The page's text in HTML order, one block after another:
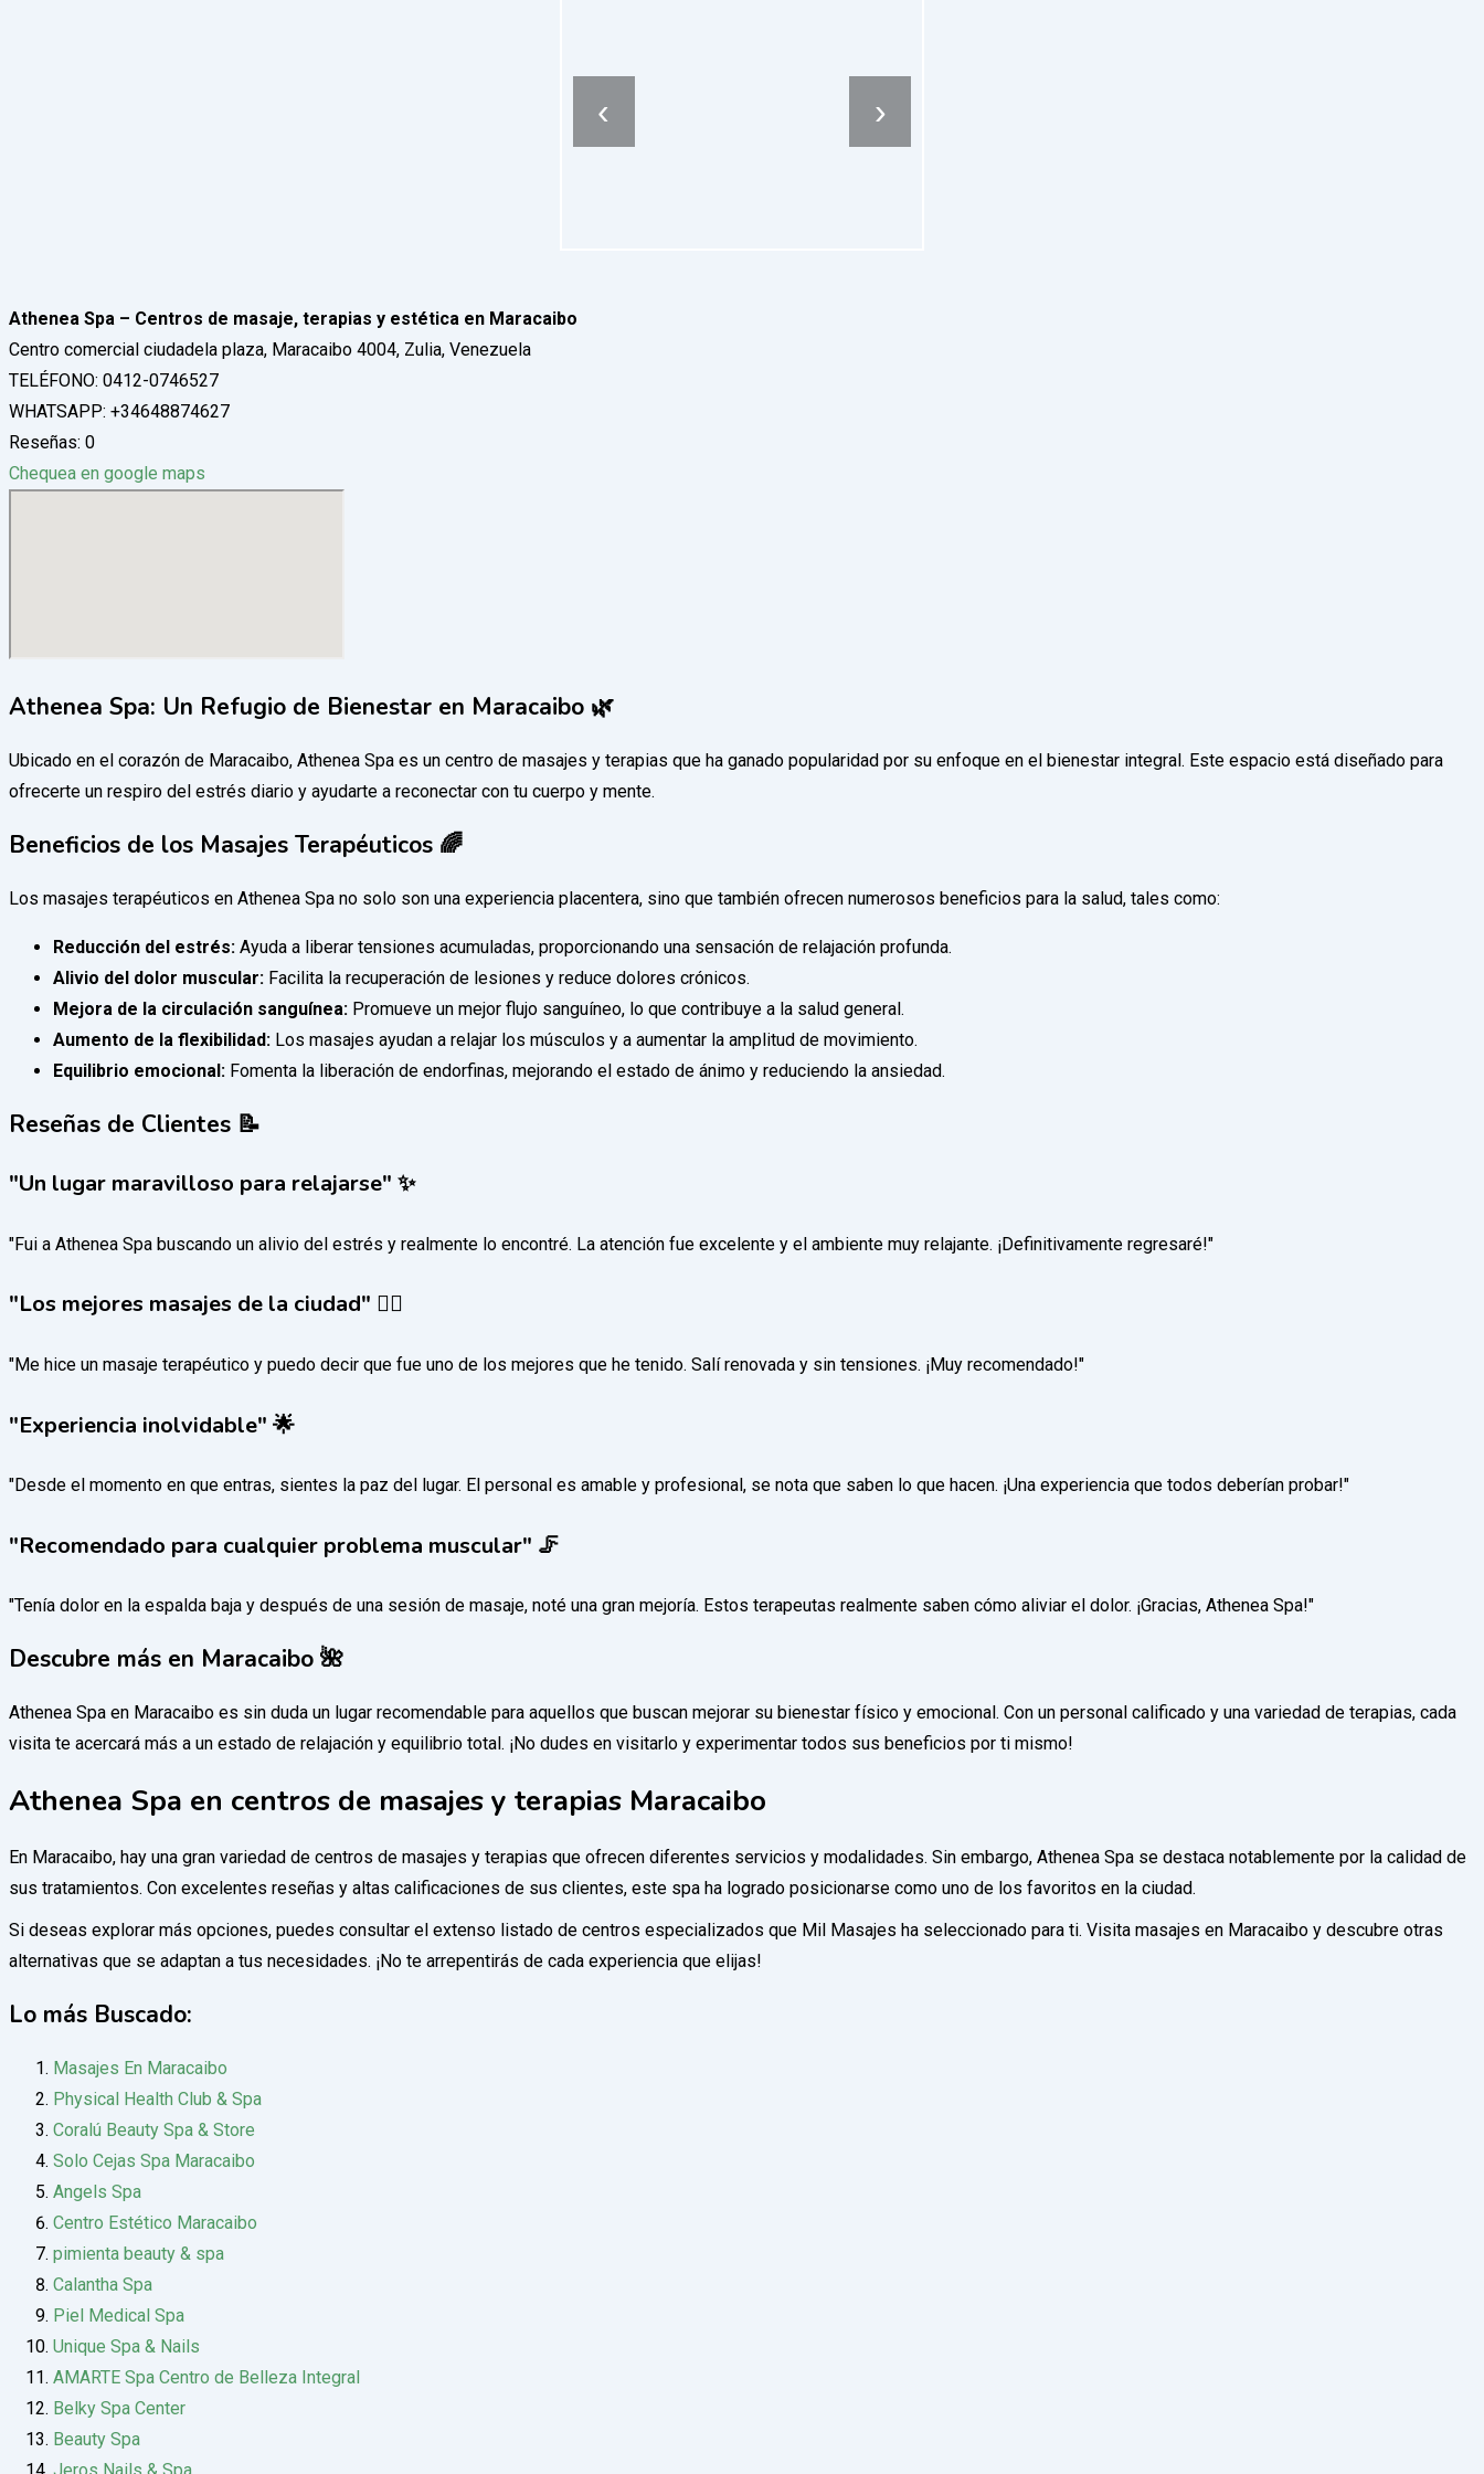
‹ ›
Athenea Spa – Centros de masaje, terapias y estética en Maracaibo
Centro comercial ciudadela plaza, Maracaibo 4004, Zulia, Venezuela
TELÉFONO: 0412-0746527
WHATSAPP: +34648874627
Reseñas: 0
Chequea en google maps
Athenea Spa: Un Refugio de Bienestar en Maracaibo 🌿
Ubicado en el corazón de Maracaibo, Athenea Spa es un centro de masajes y terapias que ha ganado popularidad por su enfoque en el bienestar integral. Este espacio está diseñado para
ofrecerte un respiro del estrés diario y ayudarte a reconectar con tu cuerpo y mente.
Beneficios de los Masajes Terapéuticos 🌈
Los masajes terapéuticos en Athenea Spa no solo son una experiencia placentera, sino que también ofrecen numerosos beneficios para la salud, tales como:
Reducción del estrés: Ayuda a liberar tensiones acumuladas, proporcionando una sensación de relajación profunda.
Alivio del dolor muscular: Facilita la recuperación de lesiones y reduce dolores crónicos.
Mejora de la circulación sanguínea: Promueve un mejor flujo sanguíneo, lo que contribuye a la salud general.
Aumento de la flexibilidad: Los masajes ayudan a relajar los músculos y a aumentar la amplitud de movimiento.
Equilibrio emocional: Fomenta la liberación de endorfinas, mejorando el estado de ánimo y reduciendo la ansiedad.
Reseñas de Clientes 📝
"Un lugar maravilloso para relajarse" ✨
"Fui a Athenea Spa buscando un alivio del estrés y realmente lo encontré. La atención fue excelente y el ambiente muy relajante. ¡Definitivamente regresaré!"
"Los mejores masajes de la ciudad" 💆‍♀️
"Me hice un masaje terapéutico y puedo decir que fue uno de los mejores que he tenido. Salí renovada y sin tensiones. ¡Muy recomendado!"
"Experiencia inolvidable" 🌟
"Desde el momento en que entras, sientes la paz del lugar. El personal es amable y profesional, se nota que saben lo que hacen. ¡Una experiencia que todos deberían probar!"
"Recomendado para cualquier problema muscular" 🦵
"Tenía dolor en la espalda baja y después de una sesión de masaje, noté una gran mejoría. Estos terapeutas realmente saben cómo aliviar el dolor. ¡Gracias, Athenea Spa!"
Descubre más en Maracaibo 🌺
Athenea Spa en Maracaibo es sin duda un lugar recomendable para aquellos que buscan mejorar su bienestar físico y emocional. Con un personal calificado y una variedad de terapias, cada
visita te acercará más a un estado de relajación y equilibrio total. ¡No dudes en visitarlo y experimentar todos sus beneficios por ti mismo!
Athenea Spa en centros de masajes y terapias Maracaibo
En Maracaibo, hay una gran variedad de centros de masajes y terapias que ofrecen diferentes servicios y modalidades. Sin embargo, Athenea Spa se destaca notablemente por la calidad de
sus tratamientos. Con excelentes reseñas y altas calificaciones de sus clientes, este spa ha logrado posicionarse como uno de los favoritos en la ciudad.
Si deseas explorar más opciones, puedes consultar el extenso listado de centros especializados que Mil Masajes ha seleccionado para ti. Visita masajes en Maracaibo y descubre otras
alternativas que se adaptan a tus necesidades. ¡No te arrepentirás de cada experiencia que elijas!
Lo más Buscado:
Masajes En Maracaibo
Physical Health Club & Spa
Coralú Beauty Spa & Store
Solo Cejas Spa Maracaibo
Angels Spa
Centro Estético Maracaibo
pimienta beauty & spa
Calantha Spa
Piel Medical Spa
Unique Spa & Nails
AMARTE Spa Centro de Belleza Integral
Belky Spa Center
Beauty Spa